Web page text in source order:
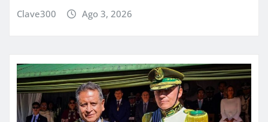
Clave300 Ago 3, 2026